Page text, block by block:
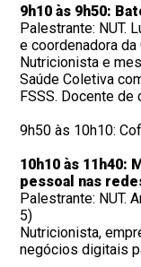
9h10 às 9h50:
Palestrante: NUT.
e coordenadora
Nutricionista e
Saúde Coletiva
FSSS. Docente
9h50 às 10h10:
10h10 às 11h40:
pessoal nas
Palestrante: NUT.
5)
Nutricionista,
negócios digitais